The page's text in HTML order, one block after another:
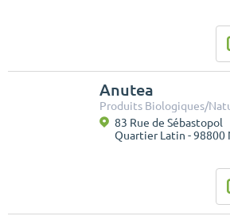
Anutea
Produits Biologiques/
83 Rue de Sébastopol
Quartier Latin - 98800